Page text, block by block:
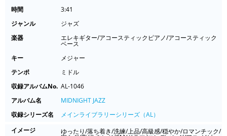
時間
3:41
ジャンル
ジャズ
楽器
エレキギター/アコースティックピアノ/アコースティック
ベース
キー
メジャー
テンポ
ミドル
収録アルバムNo. AL-1046
アルバム名
MIDNIGHT JAZZ
収録シリーズ名
メインライブラリーシリーズ（AL）
イメージ
ゆったり/落ち着き/洗練/上品/高級感/穏やか/ロマンチック/